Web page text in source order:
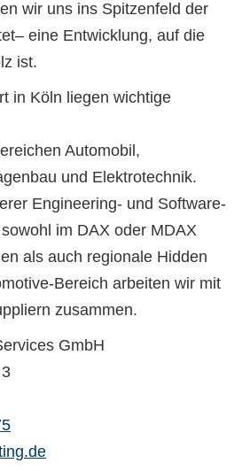
wir uns ins Spitzenfeld der
eine Entwicklung, auf die
ist.
in Köln liegen wichtige
Automobil,
und Elektrotechnik.
Engineering- und Software-
im DAX oder MDAX
als auch regionale Hidden
Bereich arbeiten wir mit
zusammen.
GmbH